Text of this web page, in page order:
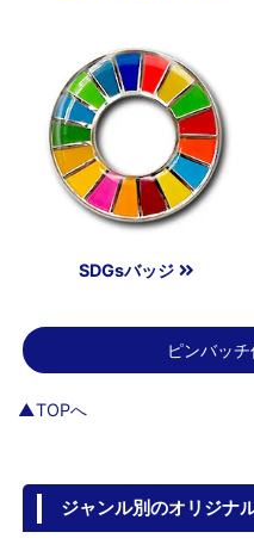
SDGsバッジ
ピンバッ
▲TOPへ
ジャンル別のオリジナ